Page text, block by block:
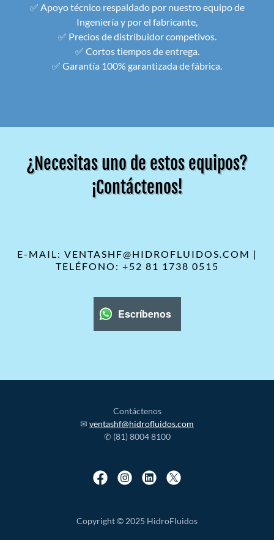
✅ Apoyo técnico respaldado por nuestro equipo de
Ingeniería y por el fabricante,
✅ Precios de distribuidor competivos.
✅ Cortos tiempos de entrega.
✅ Garantía 100% garantizada de fábrica.
¿Necesitas uno de estos equipos?
¡Contáctenos!
E-MAIL: VENTASHF@HIDROFLUIDOS.COM |
TELÉFONO: +52 81 1738 0515
Escríbenos
Contáctenos
✉ ventashf@hidrofluidos.com
✆ (81) 8004 8100
Copyright © 2025 HidroFluidos